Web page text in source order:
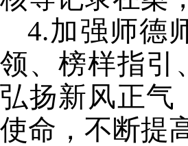
4.加强师德
领、榜样指引
弘扬新风正气
使命，不断提